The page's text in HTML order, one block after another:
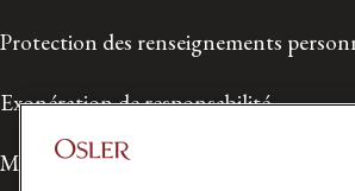
Protection des renseignements
Exonération de responsabilité
Modalités de prestation de services